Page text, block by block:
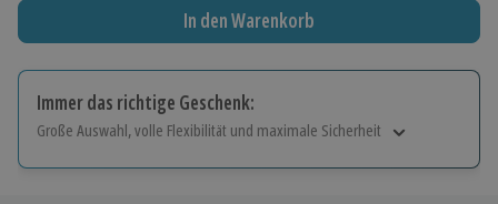
In den Warenkorb
Immer das richtige Geschenk:
Große Auswahl, volle Flexibilität und maximale Sicherheit